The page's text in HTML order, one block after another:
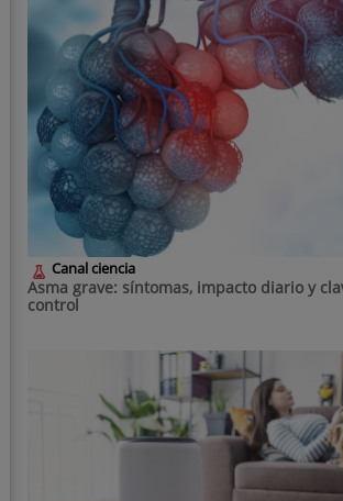
Canal ciencia
Asma grave: síntomas, impacto diario y
control